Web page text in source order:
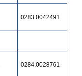
0283.0042491
0284.0028761